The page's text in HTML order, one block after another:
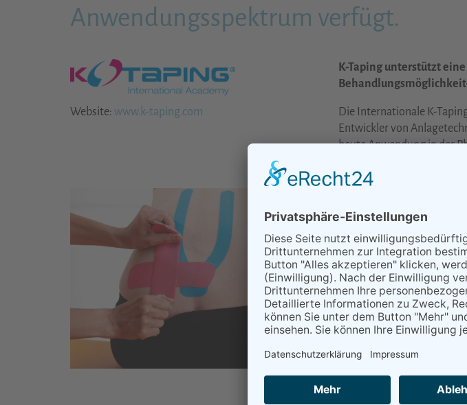
Anwendungsspektrum verfügt.
K-Taping unterstützt
Die Internationale K-
Entwickler von
heute Anwendung in der
Website: www.k-taping.com